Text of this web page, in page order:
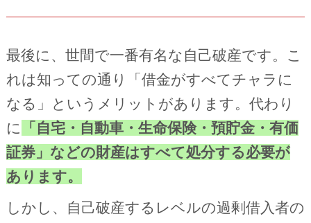
最後に、世間で一番有名な自己破産です。こ
れは知っての通り「借金がすべてチャラに
なる」というメリットがあります。代わり
に
「自宅・自動車・生命保険・預貯金・有価
証券」などの財産はすべて処分する必要が
あります。
しかし、自己破産するレベルの過剰借入者の